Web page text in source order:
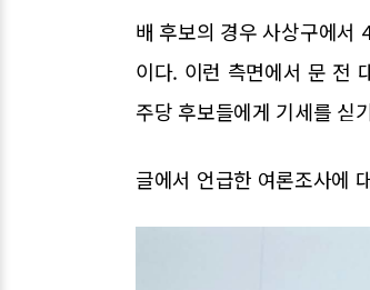
배 후보의 경우 사상구에서
이다. 이런 측면에서 문 전
주당 후보들에게 기세를 싣
글에서 언급한 여론조사에